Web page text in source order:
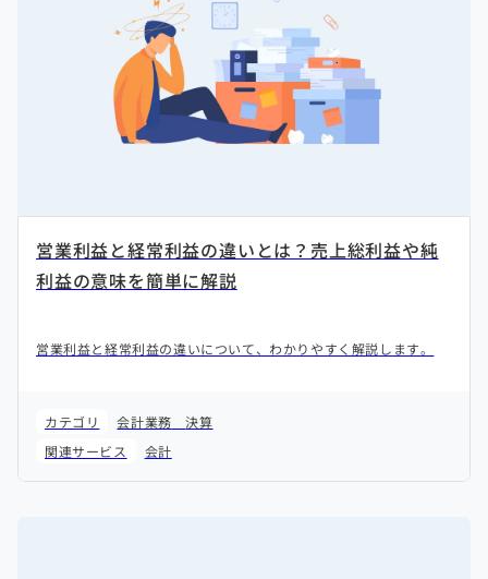
営業利益と経常利益の違いとは？売上総利益や純
利益の意味を簡単に解説
営業利益と経常利益の違いについて、わかりやすく解説します。
カテゴリ 会計業務
決算
関連サービス
会計